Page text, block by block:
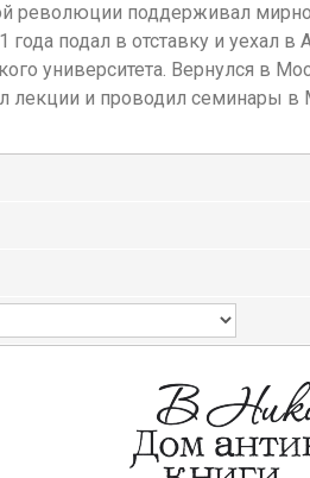
революции поддерживал
подал в отставку и уехал
университета. Вернулся в
и проводил семинары в